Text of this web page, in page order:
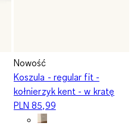
Nowość
Koszula - regular fit -
kołnierzyk kent - w kratę
PLN 85,99